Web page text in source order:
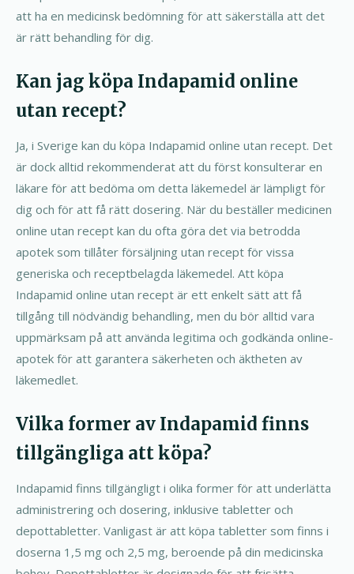
att ha en medicinsk bedömning för att säkerställa att det
är rätt behandling för dig.
Kan jag köpa Indapamid online
utan recept?
Ja, i Sverige kan du köpa Indapamid online utan recept. Det
är dock alltid rekommenderat att du först konsulterar en
läkare för att bedöma om detta läkemedel är lämpligt för
dig och för att få rätt dosering. När du beställer medicinen
online utan recept kan du ofta göra det via betrodda
apotek som tillåter försäljning utan recept för vissa
generiska och receptbelagda läkemedel. Att köpa
Indapamid online utan recept är ett enkelt sätt att få
tillgång till nödvändig behandling, men du bör alltid vara
uppmärksam på att använda legitima och godkända online-
apotek för att garantera säkerheten och äktheten av
läkemedlet.
Vilka former av Indapamid finns
tillgängliga att köpa?
Indapamid finns tillgängligt i olika former för att underlätta
administrering och dosering, inklusive tabletter och
depottabletter. Vanligast är att köpa tabletter som finns i
doserna 1,5 mg och 2,5 mg, beroende på din medicinska